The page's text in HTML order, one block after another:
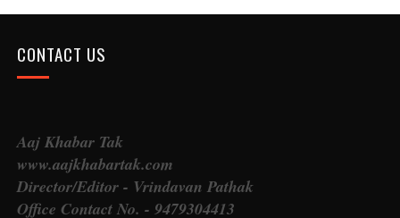
CONTACT US
Aaj Khabar Tak
www.aajkhabartak.com
Director/Editor - Vrindavan Pathak
Office Contact No. - 9479304413